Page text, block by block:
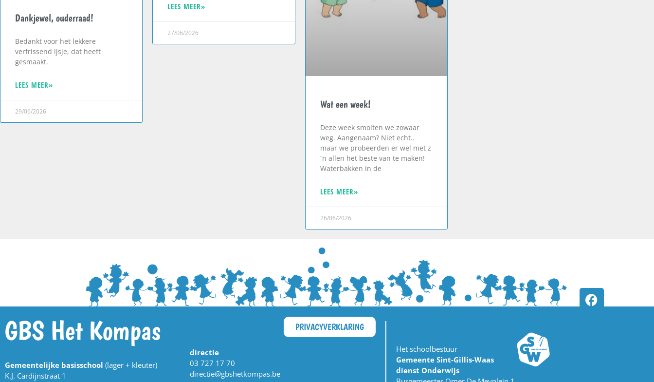
Dankjewel, ouderraad!
Bedankt voor het lekkere
verfrissend ijsje, dat heeft
gesmaakt.
LEES MEER»
29/06/2026
LEES MEER»
27/06/2026
Wat een week!
Deze week smolten we zowaar
weg. Aangenaam? Niet echt..
maar we probeerden er wel met z
´n allen het beste van te maken!
Waterbakken in de
LEES MEER»
26/06/2026
GBS Het Kompas
Gemeentelijke basisschool (lager + kleuter)
K.J. Cardijnstraat 1
PRIVACYVERKLARING
directie
03 727 17 70
directie@gbshetkompas.be
Het schoolbestuur
Gemeente Sint-Gillis-Waas
dienst Onderwijs